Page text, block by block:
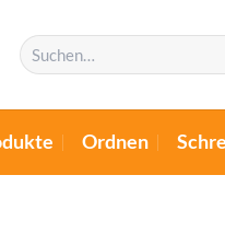
Suchen
nach:
Ordnen